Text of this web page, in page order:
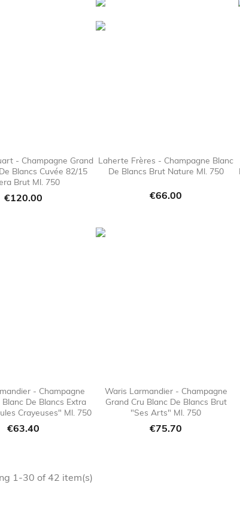
- Champagne Grand
Blancs Cuvée 82/15
Brut Ml. 750
Price
€120.00
 favorite_border
Laherte Frères - Champagne Blanc
De Blancs Brut Nature Ml. 750
Price
€66.00
- Champagne
Blanc De Blancs Extra
Crayeuses" Ml. 750
Price
€63.40
 favorite_border
Waris Larmandier - Champagne
Grand Cru Blanc De Blancs Brut
"Ses Arts" Ml. 750
Price
€75.70

1-30 of 42 item(s)